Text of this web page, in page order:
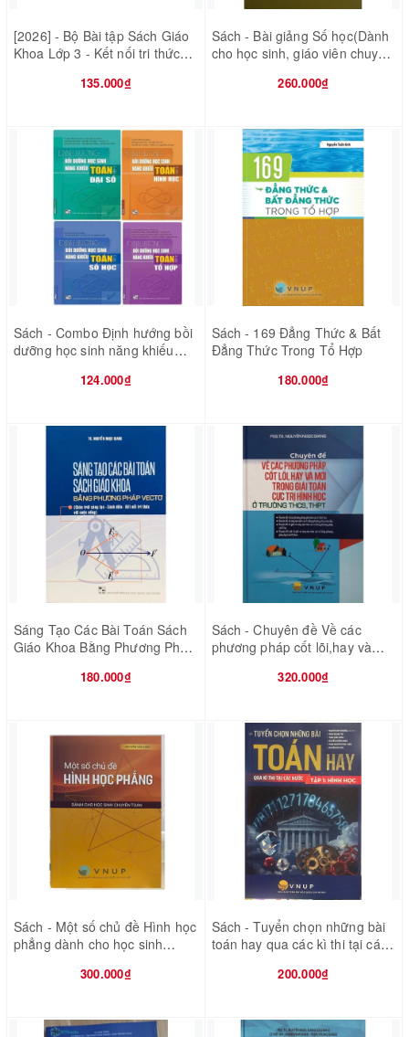
[2026] - Bộ Bài tập Sách Giáo
Khoa Lớp 3 - Kết nối tri thức
kèm 8 bao sách)
135.000₫
Sách - Bài giảng Số học(Dành
cho học sinh, giáo viên chuyên
260.000₫
Sách - Combo Định hướng bồi
dưỡng học sinh năng khiếu
học - Tổ hợp)124.000₫
Sách - 169 Đẳng Thức & Bất
Đẳng Thức Trong Tổ Hợp
180.000₫
Sáng Tạo Các Bài Toán Sách
Giáo Khoa Bằng Phương Pháp
180.000₫
Sách - Chuyên đề Về các
phương pháp cốt lõi,hay và
học ở trường THCS, THPT
320.000₫
Sách - Một số chủ đề Hình học
phẳng dành cho học sinh
300.000₫
Sách - Tuyển chọn những bài
toán hay qua các kì thi tại các
200.000₫